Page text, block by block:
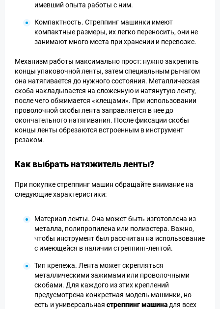
имевший опыта работы с ним.
Компактность. Стреппинг машинки имеют
компактные размеры, их легко переносить, они не
занимают много места при хранении и перевозке.
Механизм работы максимально прост: нужно закрепить
концы упаковочной ленты, затем специальным рычагом
она натягивается до нужного состояния. Металлическая
скоба накладывается на сложенную и натянутую ленту,
после чего обжимается «клещами». При использовании
проволочной скобы лента заправляется в нее до
окончательного натягивания. После фиксации скобы
концы ленты обрезаются встроенным в инструмент
резаком.
Как выбрать натяжитель ленты?
При покупке стреппинг машин обращайте внимание на
следующие характеристики:
Материал ленты. Она может быть изготовлена из
металла, полипропилена или полиэстера. Важно,
чтобы инструмент был рассчитан на использование
с имеющейся в наличии стреппинг-лентой.
Тип крепежа. Лента может скрепляться
металлическими зажимами или проволочными
скобами. Для каждого из этих креплений
предусмотрена конкретная модель машинки, но
есть и универсальная стреппинг машина для всех